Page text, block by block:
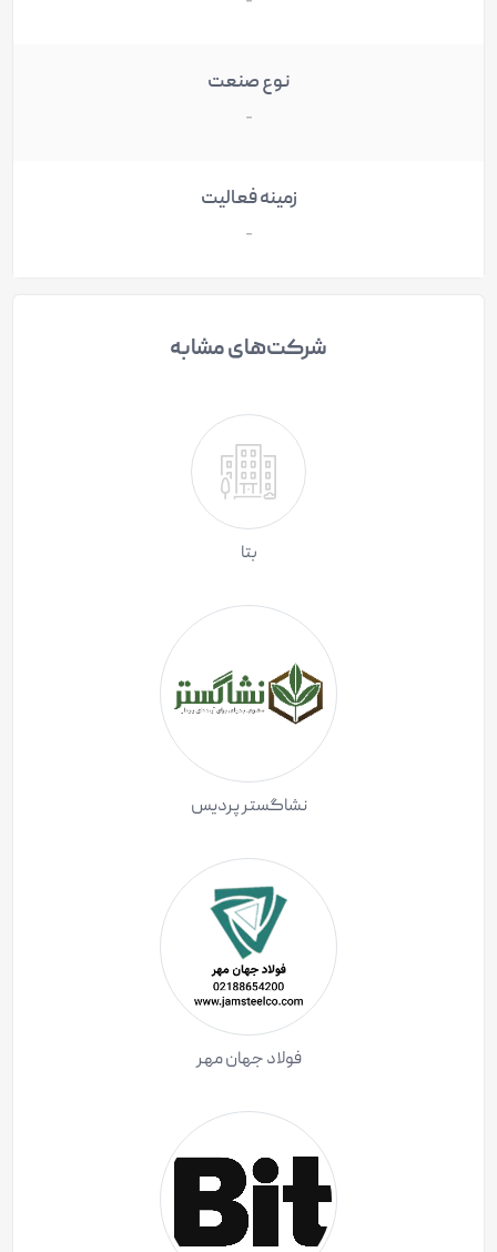
نوع صنعت
-
زمینه فعالیت
-
شرکت‌های مشابه
بتا
نشاگستر پردیس
فولاد جهان مهر